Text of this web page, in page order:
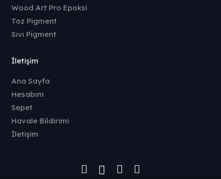
Wood Art Pro Epoksi
Toz Pigment
Sıvı Pigment
İletişim
Ana Sayfa
Hesabım
Sepet
Havale Bildirimi
İletişim